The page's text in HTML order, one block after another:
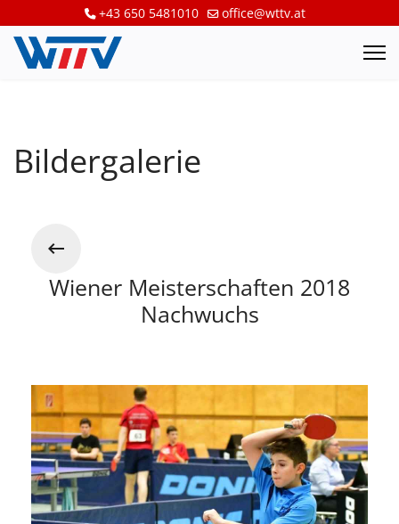
+43 650 5481010 office@wttv.at
Bildergalerie
Wiener Meisterschaften 2018
Nachwuchs